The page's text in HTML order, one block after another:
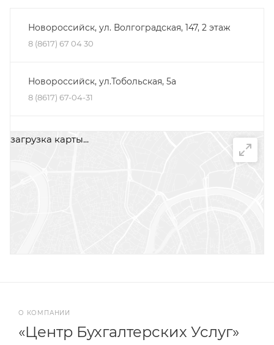
Новороссийск, ул. Волгоградская, 147, 2 этаж
8 (8617) 67 04 30
Новороссийск, ул.Тобольская, 5а
8 (8617) 67-04-31
Минеральные Воды, ул. Железноводская, 30Д,
загрузка карты...
О КОМПАНИИ
«Центр Бухгалтерских Услуг»